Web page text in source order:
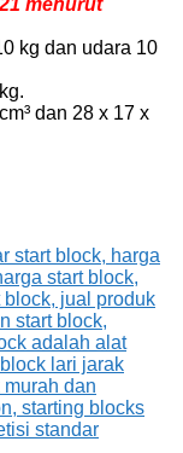
kg dan udara 10
dan 28 x 17 x